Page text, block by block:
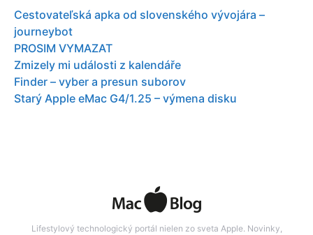
Cestovateľská apka od slovenského vývojára –
journeybot
PROSIM VYMAZAT
Zmizely mi události z kalendáře
Finder – vyber a presun suborov
Starý Apple eMac G4/1.25 – výmena disku
Lifestylový technologický portál nielen zo sveta Apple. Novinky,